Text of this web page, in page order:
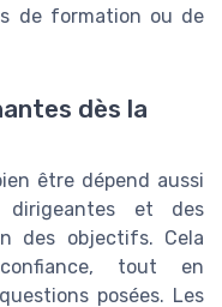
de formation ou de
dès la
être dépend aussi
dirigeantes et des
des objectifs. Cela
tout en
posées. Les